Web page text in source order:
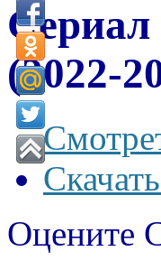
(2022-
Оцените